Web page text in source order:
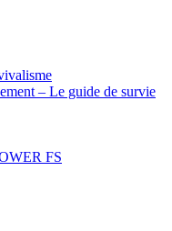
– Le guide de survie
FS